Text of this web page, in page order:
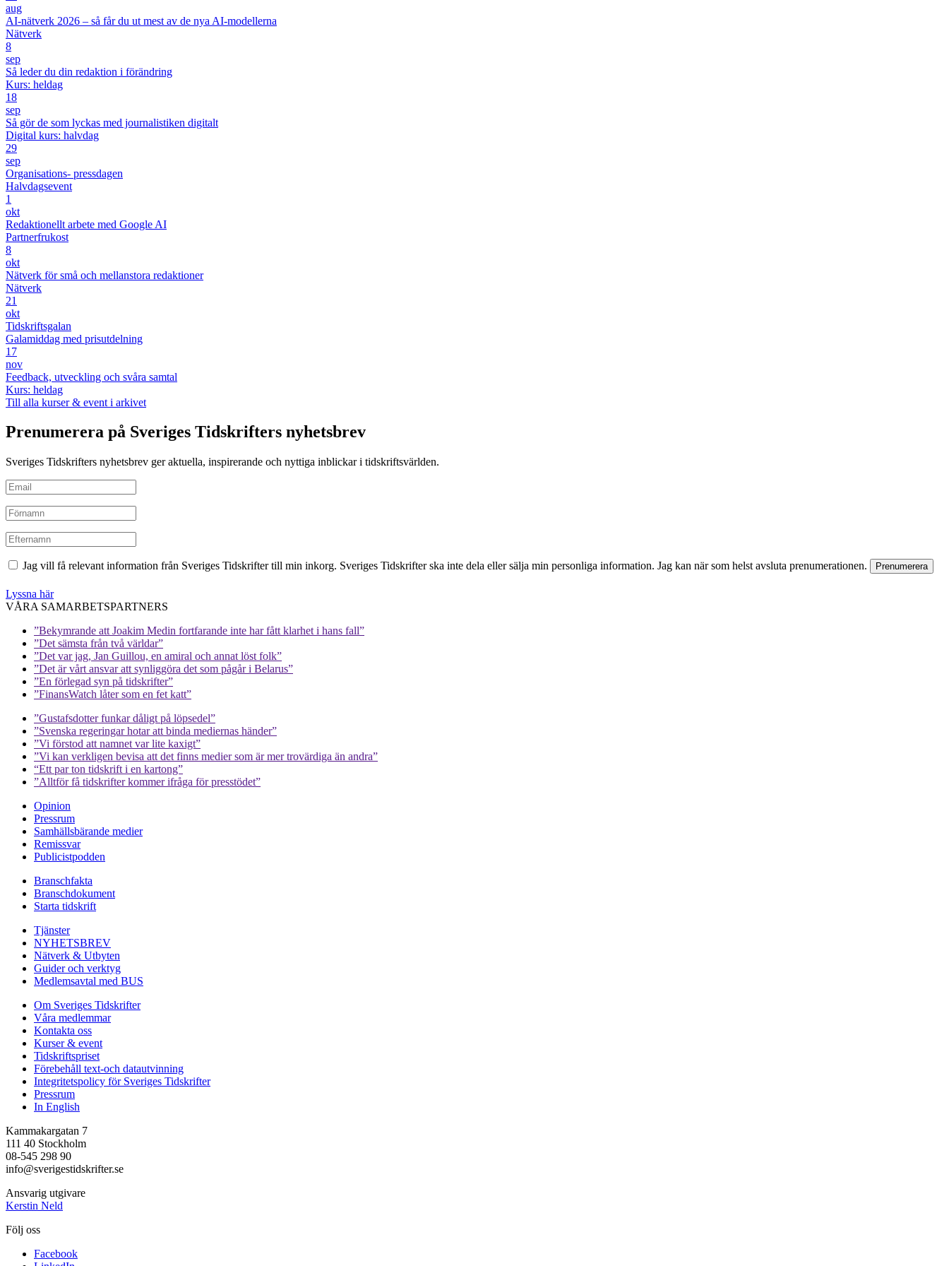
aug
AI-nätverk 2026 – så får du ut mest av de nya AI-modellerna
Nätverk
8
sep
Så leder du din redaktion i förändring
Kurs: heldag
18
sep
Så gör de som lyckas med journalistiken digitalt
Digital kurs: halvdag
29
sep
Organisations- pressdagen
Halvdagsevent
1
okt
Redaktionellt arbete med Google AI
Partnerfrukost
8
okt
Nätverk för små och mellanstora redaktioner
Nätverk
21
okt
Tidskriftsgalan
Galamiddag med prisutdelning
17
nov
Feedback, utveckling och svåra samtal
Kurs: heldag
Till alla kurser & event i arkivet
Prenumerera på Sveriges Tidskrifters nyhetsbrev
Sveriges Tidskrifters nyhetsbrev ger aktuella, inspirerande och nyttiga inblickar i tidskriftsvärlden.
Jag vill få relevant information från Sveriges Tidskrifter till min inkorg. Sveriges Tidskrifter ska inte dela eller sälja min personliga information. Jag kan när som helst avsluta prenumerationen.
Lyssna här
VÅRA SAMARBETSPARTNERS
”Bekymrande att Joakim Medin fortfarande inte har fått klarhet i hans fall”
”Det sämsta från två världar”
”Det var jag, Jan Guillou, en amiral och annat löst folk”
”Det är vårt ansvar att synliggöra det som pågår i Belarus”
”En förlegad syn på tidskrifter”
”FinansWatch låter som en fet katt”
”Gustafsdotter funkar dåligt på löpsedel”
”Svenska regeringar hotar att binda mediernas händer”
”Vi förstod att namnet var lite kaxigt”
”Vi kan verkligen bevisa att det finns medier som är mer trovärdiga än andra”
“Ett par ton tidskrift i en kartong”
”Alltför få tidskrifter kommer ifråga för presstödet”
Opinion
Pressrum
Samhällsbärande medier
Remissvar
Publicistpodden
Branschfakta
Branschdokument
Starta tidskrift
Tjänster
NYHETSBREV
Nätverk & Utbyten
Guider och verktyg
Medlemsavtal med BUS
Om Sveriges Tidskrifter
Våra medlemmar
Kontakta oss
Kurser & event
Tidskriftspriset
Förebehåll text-och datautvinning
Integritetspolicy för Sveriges Tidskrifter
Pressrum
In English
Kammakargatan 7
111 40 Stockholm
08-545 298 90
info@sverigestidskrifter.se
Ansvarig utgivare
Kerstin Neld
Följ oss
Facebook